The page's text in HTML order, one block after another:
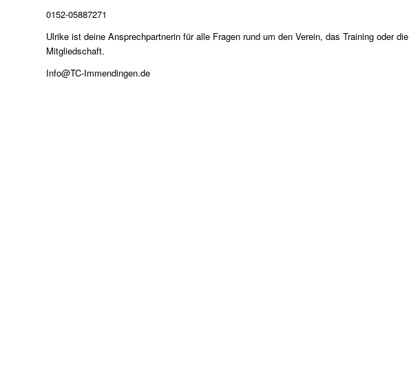
0152-05887271
Ulrike ist deine Ansprechpartnerin für alle Fragen rund um den Verein, das Training oder die
Mitgliedschaft.
Info@TC-Immendingen.de